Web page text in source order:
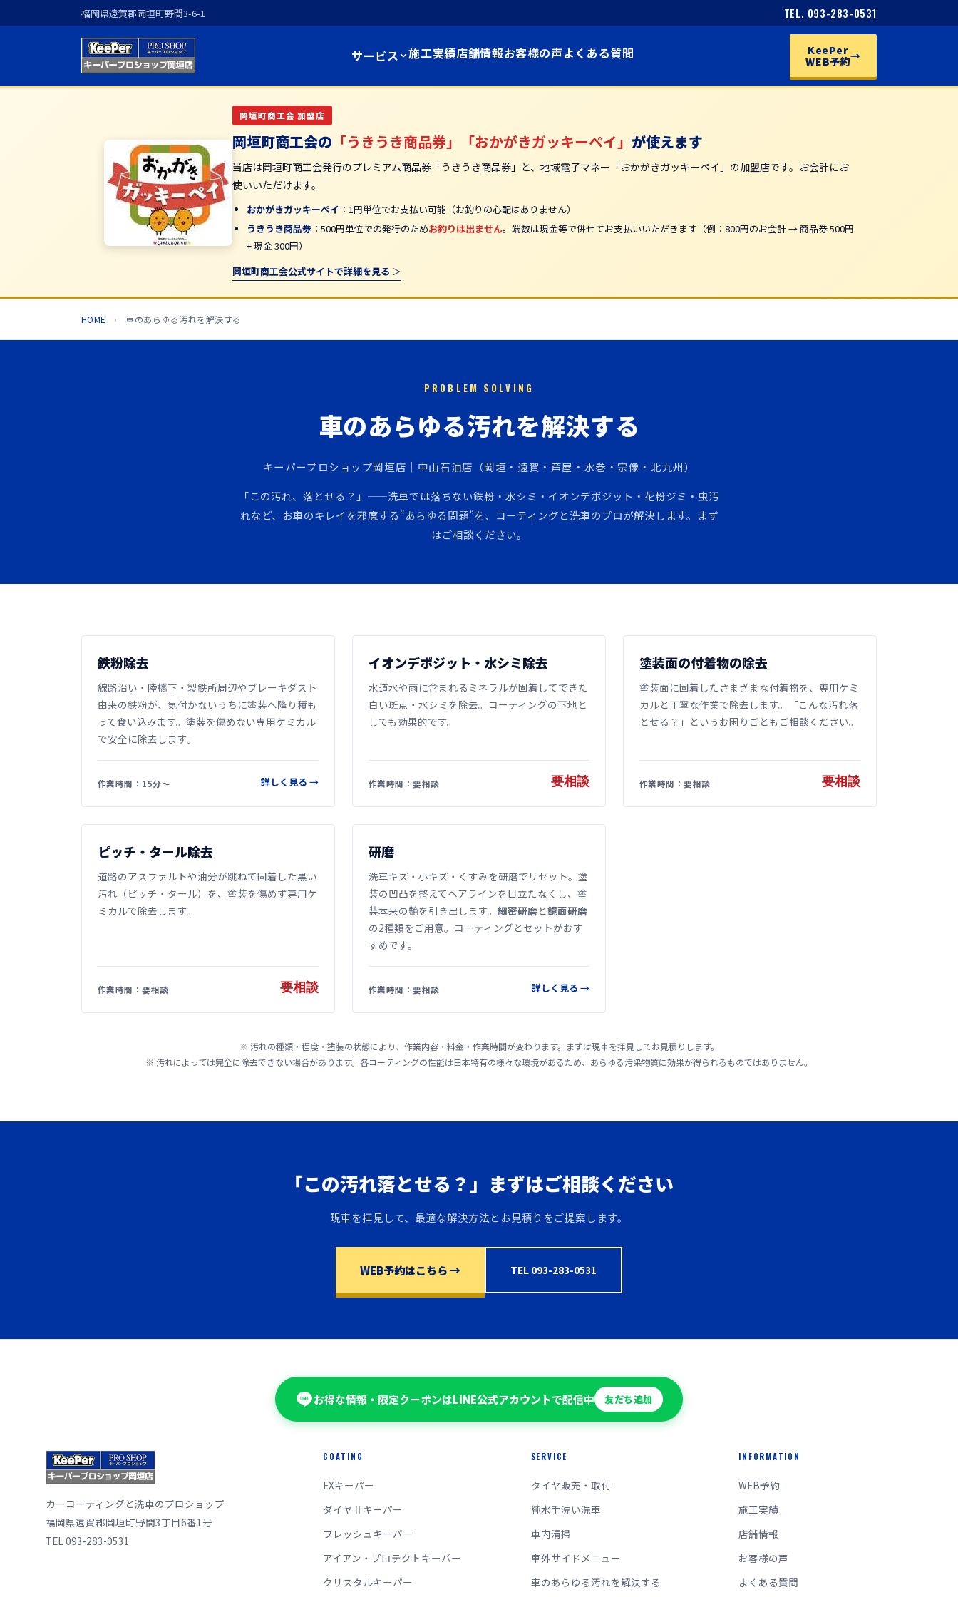
福岡県遠賀郡岡垣町野間3-6-1 TEL. 093-283-0531
サービス 施工実績店舗情報お客様の声よくある質問
KeePer
WEB予約→
岡垣町商工会 加盟店
岡垣町商工会の 「うきうき商品券」「おかがきガッキーペイ」 が使えます
当店は岡垣町商工会発行のプレミアム商品券「うきうき商品券」と、地域電子マネー「おかがきガッキーペイ」の加盟店です。お会計にお
使いいただけます。
おかがきガッキーペイ ：1円単位でお支払い可能（お釣りの心配はありません）
うきうき商品券 ：500円単位での発行のためお釣りは出ません。端数は現金等で併せてお支払いいただきます（例：800円のお会計 → 商品券 500円
+ 現金 300円）
岡垣町商工会公式サイトで詳細を見る
HOME › 車のあらゆる汚れを解決する
PROBLEM SOLVING
車のあらゆる汚れを解決する
キーパープロショップ岡垣店｜中山石油店（岡垣・遠賀・芦屋・水巻・宗像・北九州）
「この汚れ、落とせる？」——洗車では落ちない鉄粉・水シミ・イオンデポジット・花粉ジミ・虫汚
れなど、お車のキレイを邪魔する“あらゆる問題”を、コーティングと洗車のプロが解決します。まず
はご相談ください。
鉄粉除去
線路沿い・陸橋下・製鉄所周辺やブレーキダスト
由来の鉄粉が、気付かないうちに塗装へ降り積も
って食い込みます。塗装を傷めない専用ケミカル
で安全に除去します。
作業時間：15分〜 詳しく見る →
イオンデポジット・水シミ除去
水道水や雨に含まれるミネラルが固着してできた
白い斑点・水シミを除去。コーティングの下地と
しても効果的です。
作業時間：要相談 要相談
塗装面の付着物の除去
塗装面に固着したさまざまな付着物を、専用ケミ
カルと丁寧な作業で除去します。「こんな汚れ落
とせる？」というお困りごともご相談ください。
作業時間：要相談 要相談
ピッチ・タール除去
道路のアスファルトや油分が跳ねて固着した黒い
汚れ（ピッチ・タール）を、塗装を傷めず専用ケ
ミカルで除去します。
作業時間：要相談 要相談
研磨
洗車キズ・小キズ・くすみを研磨でリセット。塗
装の凹凸を整えてヘアラインを目立たなくし、塗
装本来の艶を引き出します。 細密研磨 と鏡面研磨
の2種類をご用意。コーティングとセットがおす
すめです。
作業時間：要相談 詳しく見る →
※ 汚れの種類・程度・塗装の状態により、作業内容・料金・作業時間が変わります。まずは現車を拝見してお見積りします。
※ 汚れによっては完全に除去できない場合があります。各コーティングの性能は日本特有の様々な環境があるため、あらゆる汚染物質に効果が得られるものではありません。
「この汚れ落とせる？」まずはご相談ください
現車を拝見して、最適な解決方法とお見積りをご提案します。
WEB予約はこちら → TEL 093-283-0531
お得な情報・限定クーポンはLINE公式アカウントで配信中 友だち追加
カーコーティングと洗車のプロショップ
福岡県遠賀郡岡垣町野間3丁目6番1号
TEL 093-283-0531
COATING
EXキーパー
ダイヤⅡキーパー
フレッシュキーパー
アイアン・プロテクトキーパー
クリスタルキーパー
SERVICE
タイヤ販売・取付
純水手洗い洗車
車内清掃
車外サイドメニュー
車のあらゆる汚れを解決する
INFORMATION
WEB予約
施工実績
店舗情報
お客様の声
よくある質問